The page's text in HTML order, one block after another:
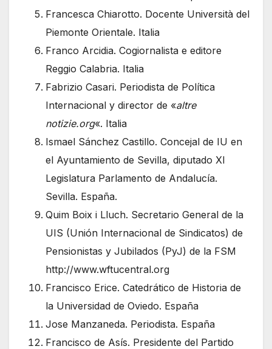
Francesca Chiarotto. Docente Università del
Piemonte Orientale. Italia
Franco Arcidia. Cogiornalista e editore
Reggio Calabria. Italia
Fabrizio Casari. Periodista de Política
Internacional y director de «altre
notizie.org«. Italia
Ismael Sánchez Castillo. Concejal de IU en
el Ayuntamiento de Sevilla, diputado XI
Legislatura Parlamento de Andalucía.
Sevilla. España.
Quim Boix i Lluch. Secretario General de la
UIS (Unión Internacional de Sindicatos) de
Pensionistas y Jubilados (PyJ) de la FSM
http://www.wftucentral.org
Francisco Erice. Catedrático de Historia de
la Universidad de Oviedo. España
Jose Manzaneda. Periodista. España
Francisco de Asís. Presidente del Partido